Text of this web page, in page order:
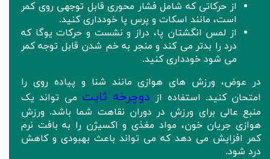
از حرکاتی که شامل فشار محوری قابل توجهی روی کمر
است، مانند اسکات و پرس پا خودداری کنید.
از لمس انگشتان پا، دراز و نشست و حرکات یوگا که
درد را بدتر می کند و منجر به خم شدن قابل توجه کمر
می شود خودداری کنید.
در عوض، ورزش های هوازی مانند شنا و پیاده روی را
امتحان کنید. استفاده از دوچرخه ثابت می تواند یک
منبع عالی برای ورزش در دوران نقاهت شما باشد. ورزش
هوازی جریان خون، مواد مغذی و اکسیژن را به بافت نرم
کمر افزایش می دهد که می تواند باعث بهبودی و کاهش
درد شود.